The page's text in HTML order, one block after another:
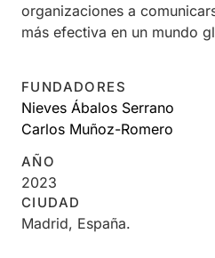
organizaciones a
más efectiva en un mundo
FUNDADORES
Nieves Ábalos Serrano
Carlos Muñoz-Romero
AÑO
2023
CIUDAD
Madrid, España.